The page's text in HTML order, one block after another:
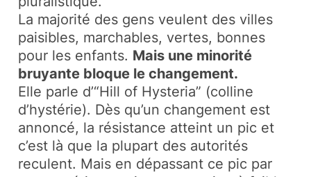
La majorité des gens veulent des villes
paisibles, marchables, vertes, bonnes
pour les enfants. Mais une minorité
bruyante bloque le changement.​
Elle parle d’“Hill of Hysteria” (colline
d’hystérie). Dès qu’un changement est
annoncé, la résistance atteint un pic et
c’est là que la plupart des autorités
reculent. Mais en dépassant ce pic par